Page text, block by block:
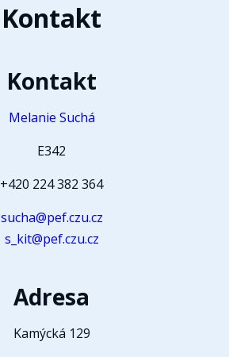
Kontakt
Kontakt
Melanie Suchá
E342
+420 224 382 364
sucha@pef.czu.cz
s_kit@pef.czu.cz
Adresa
Kamýcká 129